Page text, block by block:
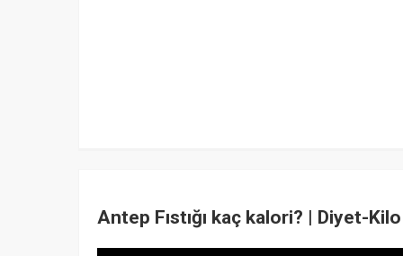
Antep Fıstığı kaç kalori? | Diyet-